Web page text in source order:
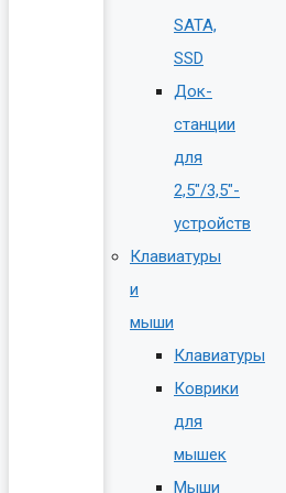
SATA,
SSD
Док-
станции
для
2,5″/3,5″-
устройств
Клавиатуры
и
мыши
Клавиатуры
Коврики
для
мышек
Мыши